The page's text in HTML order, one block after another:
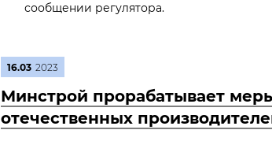
сообщении регулятора.
16.03 2023
Минстрой прорабатывает
отечественных